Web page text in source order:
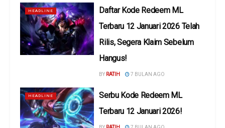
HEADLINE
Daftar Kode Redeem ML
Terbaru 12 Januari 2026 Telah
Rilis, Segera Klaim Sebelum
Hangus!
BY RATIH 7 BULAN AGO
HEADLINE
Serbu Kode Redeem ML
Terbaru 12 Januari 2026!